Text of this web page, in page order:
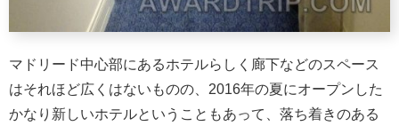
マドリード中心部にあるホテルらしく廊下などのスペース
はそれほど広くはないものの、2016年の夏にオープンした
かなり新しいホテルということもあって、落ち着きのある